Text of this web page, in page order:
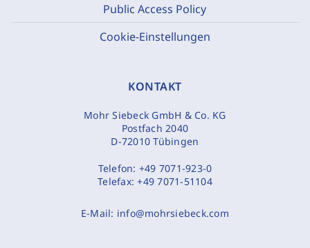
Public Access Policy
Cookie-Einstellungen
KONTAKT
Mohr Siebeck GmbH & Co. KG
Postfach 2040
D-72010 Tübingen
Telefon: +49 7071-923-0
Telefax:+49 7071-51104
E-Mail: info@mohrsiebeck.com